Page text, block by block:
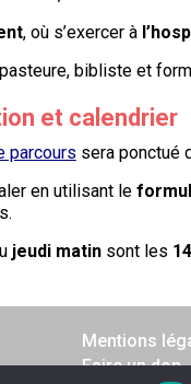
, où s’exercer à
bibliste et
et calendrier
parcours sera ponctué
en utilisant le
jeudi matinsont les
Mentions
Faire un don